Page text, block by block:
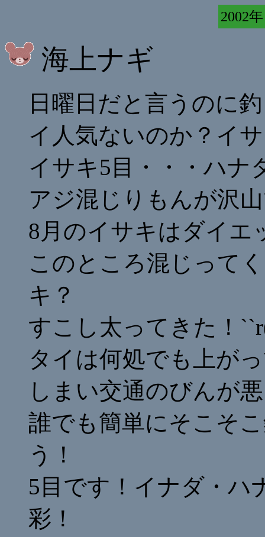
2002
海上ナギ
日曜日だと言うのに
イ人気ないのか？イ
イサキ5目・・・ハナ
アジ混じりもんが沢
8月のイサキはダイエ
このところ混じって
キ？
すこし太ってきた！
タイは何処でも上が
しまい交通のびんが
誰でも簡単にそこそ
う！
5目です！イナダ・ハ
彩！